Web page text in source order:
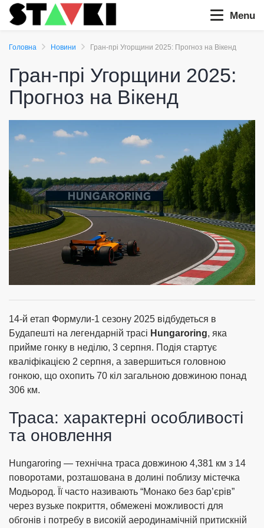
Menu
Головна Новини Гран-прі Угорщини 2025: Прогноз на Вікенд
Гран-прі Угорщини 2025:
Прогноз на Вікенд
14-й етап Формули-1 сезону 2025 відбудеться в
Будапешті на легендарній трасі Hungaroring, яка
прийме гонку в неділю, 3 серпня. Подія стартує
кваліфікацією 2 серпня, а завершиться головною
гонкою, що охопить 70 кіл загальною довжиною понад
306 км.
Траса: характерні особливості
та оновлення
Hungaroring — технічна траса довжиною 4,381 км з 14
поворотами, розташована в долині поблизу містечка
Модьород. Її часто називають “Монако без бар’єрів”
через вузьке покриття, обмежені можливості для
обгонів і потребу в високій аеродинамічній притискній